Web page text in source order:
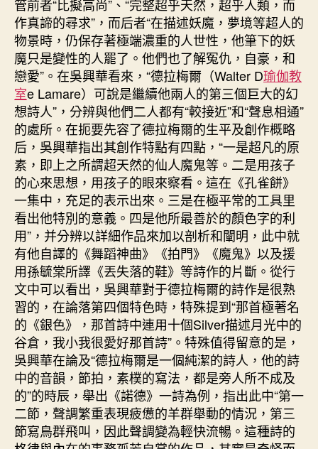
管前者“比擬高尚”、“完整超乎天然，超乎人類，而
作真諦的尋求”，而后者“在描述妖魔，夢境等超人的
物景時，仍保存著極端濃重的人世性，他筆下的妖
魔只是變性的人罷了。他們也了解冤仇，自豪，和
戀愛”。在吳興華看來，“德拉梅爾（Walter D瑜伽教
室e Lamare）可說是繼續他兩人的第三個巨大的幻
想詩人”，分辨與他們二人都有“較接近”和“聲息相通”
的處所。在扼要先容了德拉梅爾的生平及創作概略
后，吳興華指出其創作特點有四點，“一是超凡的原
素，即上之所謂超天然的仙人魔鬼等。二是用孩子
的心來思想，用孩子的眼來察看。這在《孔雀餅》
一集中，充足的表示出來。三是在極平常的工具里
看出他特別的意義。四是他所最善於的顏色字的利
用”，并分辨以詳細作品來加以剖析和闡明，此中就
有他自譯的《舞蹈神曲》《拍門》《魔鬼》以及援
用孫毓棠所譯《丟失落的鞋》等詩作的片斷。從行
文中可以看出，吳興華對于德拉梅爾的詩作是很熟
習的，在論落第四個特色時，特殊提到“那首極著名
的《銀色》，那首詩中連用十個Silver描述月光中的
谷倉，我小我很愛好那首詩”。特殊值得留意的是，
吳興華在論及“德拉梅爾是一個純潔的詩人，他的詩
中的音韻，節拍，素樸的寫法，都是旁人所不成及
的”的時辰，舉出《諾德》一詩為例，指出此中“第一
二節，聲調繁重表現疲憊的羊群舉動的情況，第三
節寫鳥群飛叫，因此聲調變為輕快流暢。這種詩的